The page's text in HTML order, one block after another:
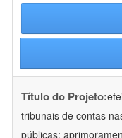
Título do Projeto:
tribunais de contas
públicas: